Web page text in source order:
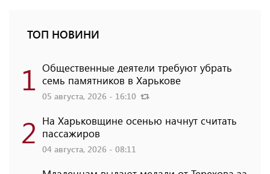
ТОП НОВИНИ
1 Общественные деятели требуют убрать
семь памятников в Харькове
05 августа, 2026 - 16:10
2 На Харьковщине осенью начнут считать
пассажиров
04 августа, 2026 - 08:11